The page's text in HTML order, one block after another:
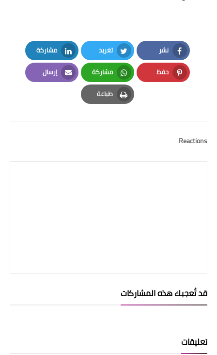
نشر
Facebook
تغريد
Twitter
مشاركة
LinkedIn
حفظ
Pinterest
مشاركة
Whatsapp
إرسال
Email
طباعة
Print
Reactions
قد تُعجبك هذه المشاركات
تعليقات